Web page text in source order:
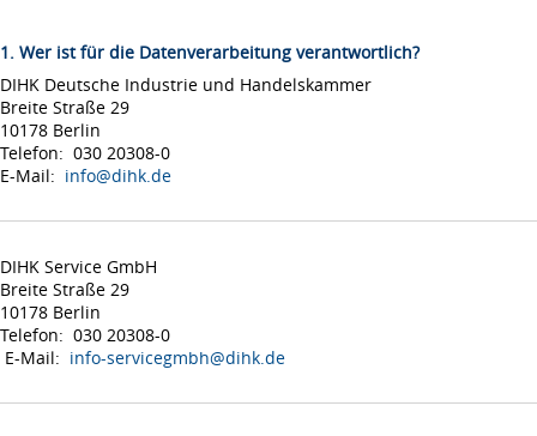
1. Wer ist für die Datenverarbeitung verantwortlich?
DIHK Deutsche Industrie und Handelskammer
Breite Straße 29
10178 Berlin
Telefon: 030 20308-0
E-Mail: info@dihk.de
DIHK Service GmbH
Breite Straße 29
10178 Berlin
Telefon: 030 20308-0
E-Mail: info-servicegmbh@dihk.de